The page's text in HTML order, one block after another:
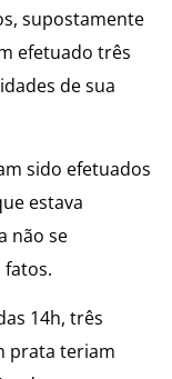
supostamente
efetuado três
de sua
sido efetuados
estava
não se
14h, três
prata teriam